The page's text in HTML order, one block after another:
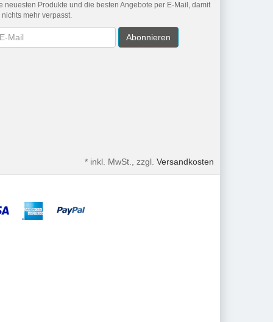
neuesten Produkte und die besten Angebote per E-Mail, damit
nichts mehr verpasst.
Abonnieren
* inkl. MwSt., zzgl. Versandkosten